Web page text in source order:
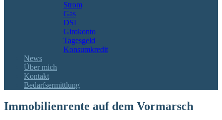
Strom
Gas
DSL
Girokonto
Tagesgeld
Konsumkredit
News
Über mich
Kontakt
Bedarfsermittlung
Immobilienrente auf dem Vormarsch